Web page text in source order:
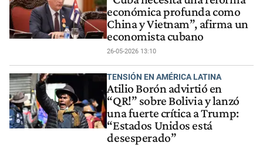
económica profunda como
China y Vietnam”, afirma un
economista cubano
26-05-2026 13:10
TENSIÓN EN AMÉRICA LATINA
Atilio Borón advirtió en
“QR!” sobre Bolivia y lanzó
una fuerte crítica a Trump:
“Estados Unidos está
desesperado”